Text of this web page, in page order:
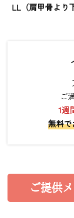
LL（肩甲骨より
ご
1週
無料
ご提供